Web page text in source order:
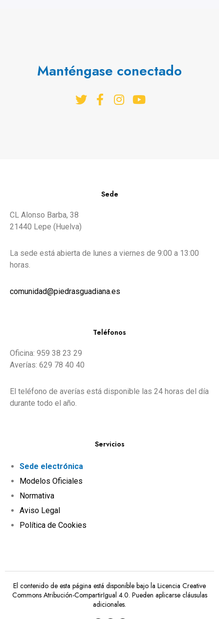
Manténgase conectado
Sede
CL Alonso Barba, 38
21440 Lepe (Huelva)
La sede está abierta de lunes a viernes de 9:00 a 13:00
horas.
comunidad@piedrasguadiana.es
Teléfonos
Oficina: 959 38 23 29
Averías: 629 78 40 40
El teléfono de averías está disponible las 24 horas del día
durante todo el año.
Servicios
Sede electrónica
Modelos Oficiales
Normativa
Aviso Legal
Política de Cookies
El contenido de esta página está disponible bajo la Licencia Creative
Commons Atribución-CompartirIgual 4.0. Pueden aplicarse cláusulas
adicionales.